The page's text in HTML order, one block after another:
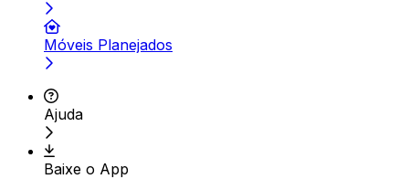
Móveis Planejados
Ajuda
Baixe o App